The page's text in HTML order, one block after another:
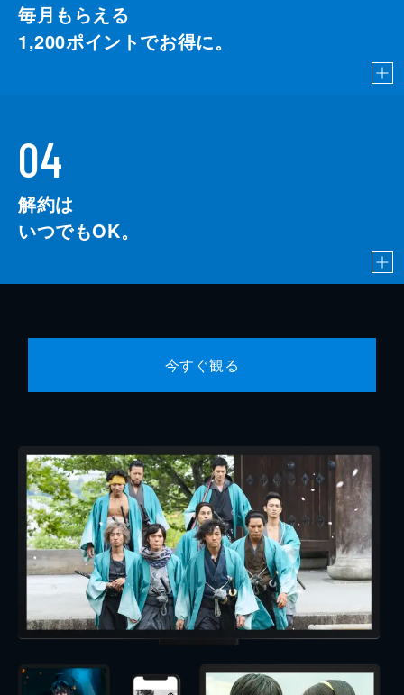
毎月もらえる
1,200ポイントでお得に。
04
解約は
いつでもOK。
今すぐ観る